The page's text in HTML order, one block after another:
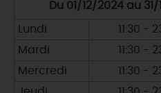
Du 01/12/2024 au
Lundi 11:30 -
Mardi
11:30 -
Mercredi
11:30 -